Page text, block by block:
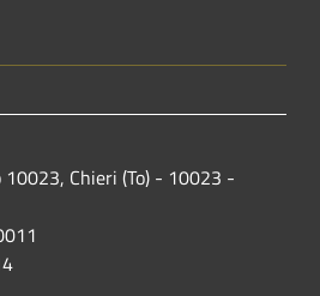
Chieri (To) - 10023 -